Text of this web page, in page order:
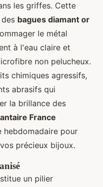
les griffes. Cette
bagues diamant or
le métal
à l'eau claire et
non pelucheux.
chimiques agressifs,
abrasifs qui
la brillance des
France
hebdomadaire pour
précieux bijoux.
un pilier